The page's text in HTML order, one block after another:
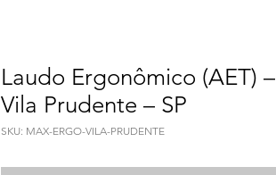
Laudo Ergonômico (AET) –
Vila Prudente – SP
SKU: MAX-ERGO-VILA-PRUDENTE